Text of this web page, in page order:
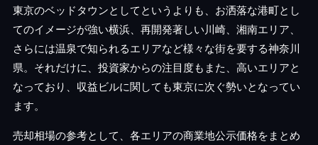
東京のベッドタウンとしてというよりも、お洒落な港町とし
てのイメージが強い横浜、再開発著しい川崎、湘南エリア、
さらには温泉で知られるエリアなど様々な街を要する神奈川
県。それだけに、投資家からの注目度もまた、高いエリアと
なっており、収益ビルに関しても東京に次ぐ勢いとなってい
ます。
売却相場の参考として、各エリアの商業地公示価格をまとめ